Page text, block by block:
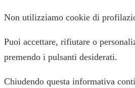
Non utilizziamo cookie di
Puoi accettare, rifiutare o
premendo i pulsanti desiderati.
Chiudendo questa informativa